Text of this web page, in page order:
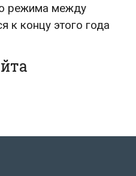
режима между
к концу этого года